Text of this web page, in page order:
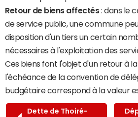
Retour de biens affectés: dans le
de service public, une commune
disposition d'un tiers un certain
nécessaires à l'exploitation des
Ces biens font l'objet d'un retour à
l'échéance de la convention de
budgétaire correspond à la valeur
Dette de Thoiré-